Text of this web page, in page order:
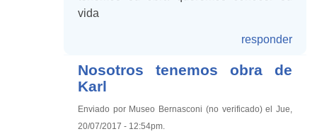
vida
responder
Nosotros tenemos obra de
Karl
Enviado por Museo Bernasconi (no verificado) el Jue,
20/07/2017 - 12:54pm.